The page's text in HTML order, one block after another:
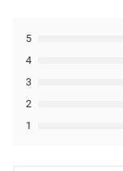
1
2
3
4
5